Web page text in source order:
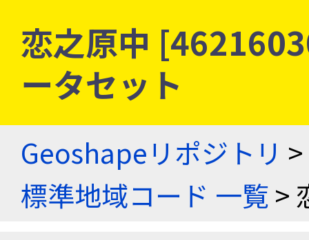
恋之原中
ータセット
Geoshapeリポジトリ >
標準地域コード 一覧>